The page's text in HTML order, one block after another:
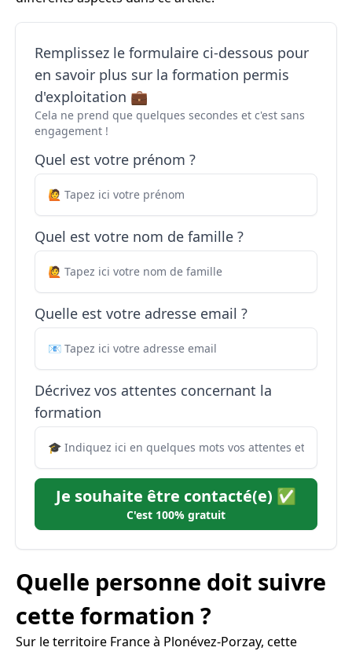
Remplissez le formulaire ci-dessous pour
en savoir plus sur la formation permis
d'exploitation 💼
Cela ne prend que quelques secondes et c'est sans
engagement !
Quel est votre prénom ?
Quel est votre nom de famille ?
Quelle est votre adresse email ?
Décrivez vos attentes concernant la
formation
Je souhaite être contacté(e) ✅
C'est 100% gratuit
Quelle personne doit suivre
cette formation ?
Sur le territoire France à Plonévez-Porzay, cette